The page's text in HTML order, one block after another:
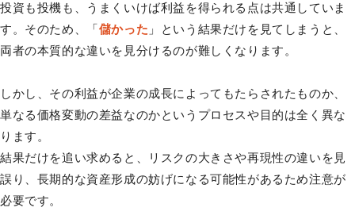
投資も投機も、うまくいけば利益を得られる点は共通していま
す。そのため、「儲かった 」という結果だけを見てしまうと、
両者の本質的な違いを見分けるのが難しくなります。
しかし、その利益が企業の成長によってもたらされたものか、
単なる価格変動の差益なのかというプロセスや目的は全く異な
ります。
結果だけを追い求めると、リスクの大きさや再現性の違いを見
誤り、長期的な資産形成の妨げになる可能性があるため注意が
必要です。